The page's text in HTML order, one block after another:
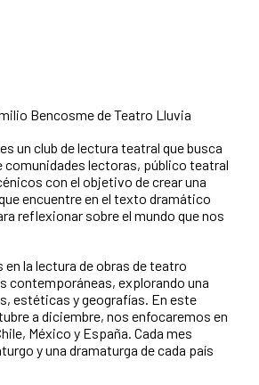
Bencosme de Teatro Lluvia
es un club de lectura teatral que busca
comunidades lectoras, público teatral
con el objetivo de crear una
encuentre en el texto dramático
reflexionar sobre el mundo que nos
la lectura de obras de teatro
contemporáneas, explorando una
estéticas y geografías. En este
a diciembre, nos enfocaremos en
México y España. Cada mes
y una dramaturga de cada país